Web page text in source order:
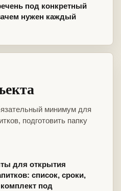
под конкретный
нужен каждый
минимум для
подготовить папку
для открытия
список, сроки,
под